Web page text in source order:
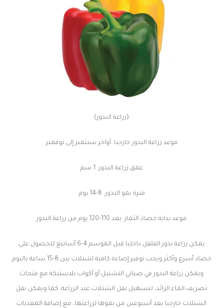
(زراعة البذور)
موعد زراعة البذور خارجيا: أواخر سبتمبر إلى نوفمبر
عمق زراعة البذور: 1 سم
فترة نمو البذور: 8-14 يوم
موعد بداية حصاد الثمار: بعد 110-120 يوم من زراعة البذور
يمكن زراعة بذور الفلفل داخليا قبل الموسم 4-6 أسابيع للحصول على
حصاد أسرع وأكثر ويجب توفير إضاءة كافية لشتلات بين 8-15 ساعة باليوم
ويمكن زراعة البذور في صياني التشتيل أو أكواب بلاستيكة مع فتحات
تصريف الماء الزائد، لتسهيل نقل الشتلات عند الزراعة. كما ويمكن نقل
الشتلات خارجيا بعد أسبوعين من نموها لزراعتها، مع إضافة المغذيات